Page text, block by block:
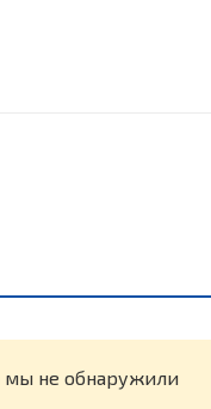
мы не обнаружили